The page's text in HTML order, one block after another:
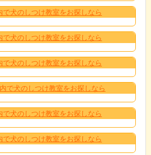
で犬のしつけ教室をお探しなら
で犬のしつけ教室をお探しなら
で犬のしつけ教室をお探しなら
で犬のしつけ教室をお探しなら
で犬のしつけ教室をお探しなら
で犬のしつけ教室をお探しなら